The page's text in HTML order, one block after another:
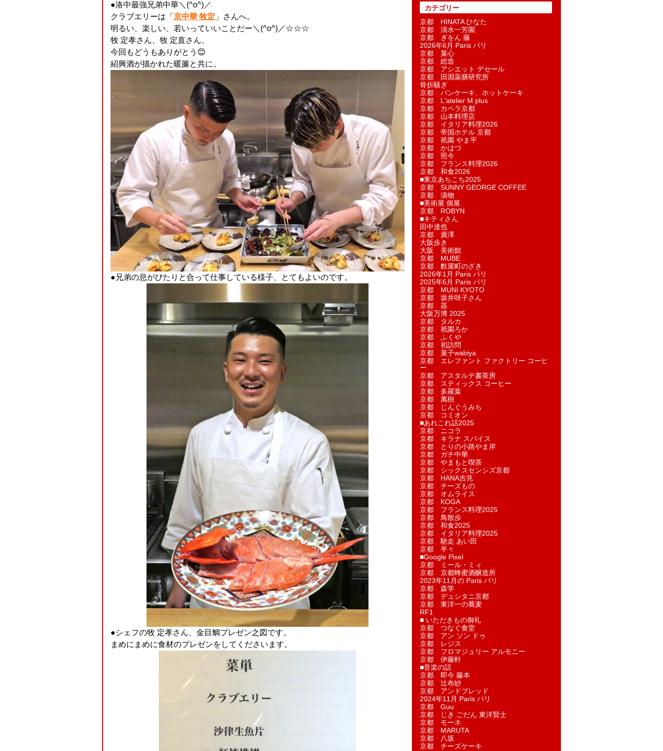
●洛中最強兄弟中華＼(^o^)／
クラブエリーは「 京中華 牧定 」さんへ。
明るい、楽しい、若いっていいことだー＼(^o^)／☆☆☆
牧 定孝さん、牧 定直さん、
今回もどうもありがとう😊
紹興酒が描かれた暖簾と共に。
●兄弟の息がぴたりと合って仕事している様子、とてもよいのです。
●シェフの牧 定孝さん、金目鯛プレゼン之図です。
まめにまめに食材のプレゼンをしてくださいます。
カテゴリー
京都 HINATA ひなた
京都 清水一芳園
京都 ぎをん 藤
2026年6月 Paris パリ
京都 菓​心
京都 総造
京都 アシエット デセール
京都 田淵薬膳研究所
骨折騒ぎ
京都 パンケーキ、ホットケーキ
京都 L'atelier M plus
京都 カペラ京都
京都 山本料理店
京都 イタリア料理2026
京都 帝国ホテル 京都
京都 祇園 やま平
京都 かはづ
京都 照今
京都 フランス料理2026
京都 和食2026
■東京あちこち2025
京都 SUNNY GEORGE COFFEE
京都 漬物
■美術展 個展
京都 ROBYN
■キティさん
田中達也
京都 廣澤
大阪歩き
大阪 美術館
京都 MUBE
京都 麩屋町のざき
2026年1月 Paris パリ
2025年6月 Paris パリ
京都 MUNI KYOTO
京都 坂井咲子さん
京都 器
大阪万博 2025
京都 タルカ
京都 祇園ろか
京都 ふくや
京都 初訪問
京都 菓子wabiya
京都 エレファント ファクトリー コーヒ
ー
京都 アスタルテ書茶房
京都 スティックス コーヒー
京都 多羅葉
京都 萬樹
京都 じんぐうみち
京都 コミオン
■あれこれ話2025
京都 ニコラ
京都 キラナ スパイス
京都 とりの小路やま岸
京都 ガチ中華
京都 やまもと喫茶
京都 シックスセンシズ京都
京都 HANA吉兆
京都 チーズもの
京都 オムライス
京都 KOGA
京都 フランス料理2025
京都 鳥散歩
京都 和食2025
京都 イタリア料理2025
京都 馳走 あい田
京都 半々
■Google Pixel
京都 ミール・ミィ
京都 京都蜂蜜酒醸造所
2023年11月の Paris パリ
京都 森学
京都 デュシタニ京都
京都 東洋一の蕎麦
RF1
■ いただきもの御礼
京都 つなぐ食堂
京都 アン ソン ドゥ
京都 レジス
京都 フロマジュリー アルモニー
京都 伊藤軒
■音楽の話
京都 即今 藤本
京都 辻布紗
京都 アンドブレッド
2024年11月 Paris パリ
京都 Guu
京都 じき ごだん 東洋賢士
京都 モーネ
京都 MARUTA
京都 八坂
京都 チーズケーキ